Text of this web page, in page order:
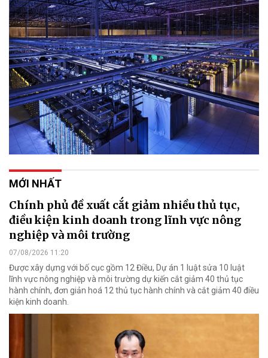
MỚI NHẤT
Chính phủ đề xuất cắt giảm nhiều thủ tục,
điều kiện kinh doanh trong lĩnh vực nông
nghiệp và môi trường
07/08/2026 11:20
Được xây dựng với bố cục gồm 12 Điều, Dự án 1 luật sửa 10 luật
lĩnh vực nông nghiệp và môi trường dự kiến cắt giảm 40 thủ tục
hành chính, đơn giản hoá 12 thủ tục hành chính và cắt giảm 40 điều
kiện kinh doanh.